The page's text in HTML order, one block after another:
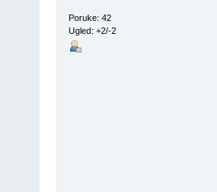
Poruke: 42
Ugled: +2/-2